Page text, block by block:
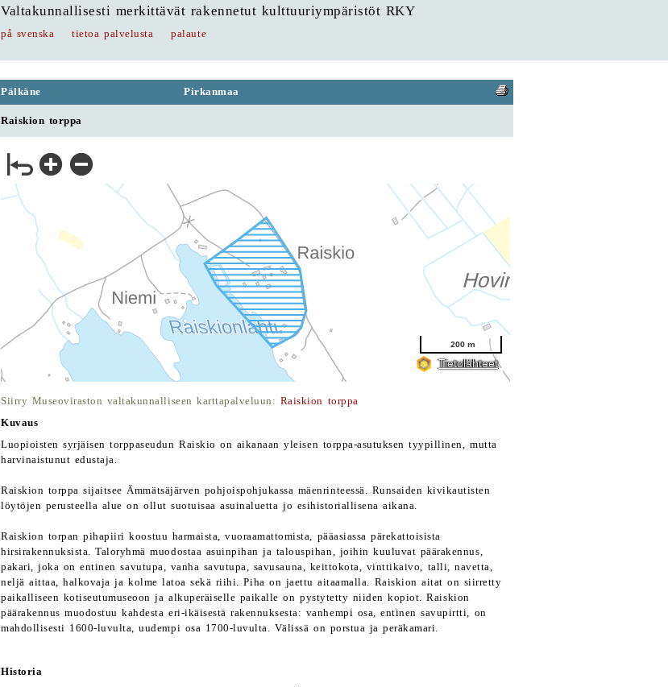
Valtakunnallisesti merkittävät rakennetut kulttuuriympäristöt RKY
på svenska tietoa palvelusta palaute
Pälkäne Pirkanmaa
Raiskion torppa
Siirry Museoviraston valtakunnalliseen karttapalveluun: Raiskion torppa
Kuvaus
Luopioisten syrjäisen torppaseudun Raiskio on aikanaan yleisen torppa-asutuksen tyypillinen, mutta
harvinaistunut edustaja.
Raiskion torppa sijaitsee Ämmätsäjärven pohjoispohjukassa mäenrinteessä. Runsaiden kivikautisten
löytöjen perusteella alue on ollut suotuisaa asuinaluetta jo esihistoriallisena aikana.
Raiskion torpan pihapiiri koostuu harmaista, vuoraamattomista, pääasiassa pärekattoisista
hirsirakennuksista. Taloryhmä muodostaa asuinpihan ja talouspihan, joihin kuuluvat päärakennus,
pakari, joka on entinen savutupa, vanha savutupa, savusauna, keittokota, vinttikaivo, talli, navetta,
neljä aittaa, halkovaja ja kolme latoa sekä riihi. Piha on jaettu aitaamalla. Raiskion aitat on siirretty
paikalliseen kotiseutumuseoon ja alkuperäiselle paikalle on pystytetty niiden kopiot. Raiskion
päärakennus muodostuu kahdesta eri-ikäisestä rakennuksesta: vanhempi osa, entinen savupirtti, on
mahdollisesti 1600-luvulta, uudempi osa 1700-luvulta. Välissä on porstua ja peräkamari.
Historia